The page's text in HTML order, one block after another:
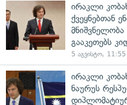
ირაკლი
ქვეყნებთან
გააკეთებს
5 აგვისტო, 11:55
ირაკლი
ნაურუს